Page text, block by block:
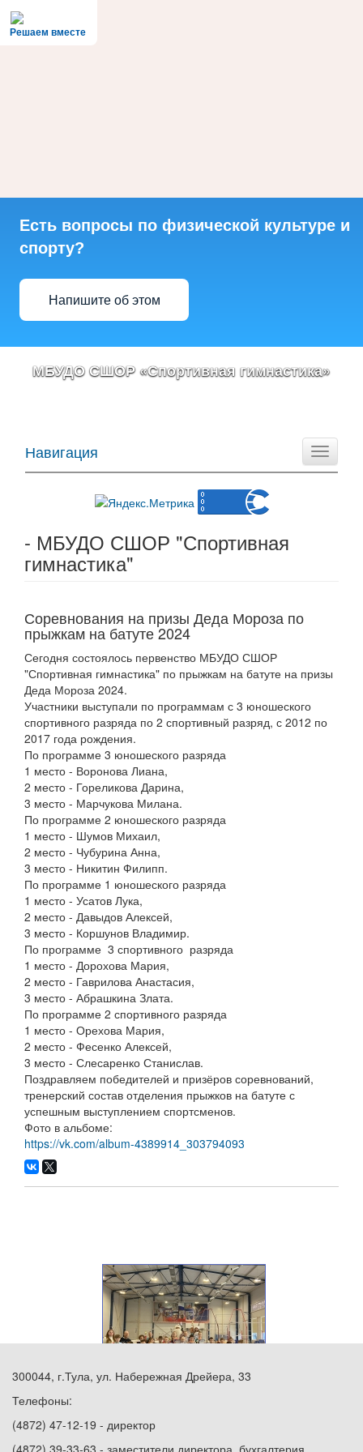
Решаем вместе
Есть вопросы по физической культуре и
спорту?
Напишите об этом
МБУДО СШОР «Спортивная гимнастика»
Toggle
Навигация
- МБУДО СШОР "Спортивная
гимнастика"
Соревнования на призы Деда Мороза по
прыжкам на батуте 2024
Сегодня состоялось первенство МБУДО СШОР
"Спортивная гимнастика" по прыжкам на батуте на призы
Деда Мороза 2024.
Участники выступали по программам с 3 юношеского
спортивного разряда по 2 спортивный разряд, с 2012 по
2017 года рождения.
По программе 3 юношеского разряда
1 место - Воронова Лиана,
2 место - Гореликова Дарина,
3 место - Марчукова Милана.
По программе 2 юношеского разряда
1 место - Шумов Михаил,
2 место - Чубурина Анна,
3 место - Никитин Филипп.
По программе 1 юношеского разряда
1 место - Усатов Лука,
2 место - Давыдов Алексей,
3 место - Коршунов Владимир.
По программе 3 спортивного разряда
1 место - Дорохова Мария,
2 место - Гаврилова Анастасия,
3 место - Абрашкина Злата.
По программе 2 спортивного разряда
1 место - Орехова Мария,
2 место - Фесенко Алексей,
3 место - Слесаренко Станислав.
Поздравляем победителей и призёров соревнований,
тренерский состав отделения прыжков на батуте с
успешным выступлением спортсменов.
Фото в альбоме:
https://vk.com/album-4389914_303794093
300044, г.Тула, ул. Набережная Дрейера, 33
Телефоны:
(4872) 47-12-19 - директор
(4872) 39-33-63 - заместители директора, бухгалтерия